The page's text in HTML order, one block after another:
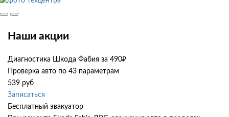
Наши акции
Диагностика Шкода Фабия за 490₽
Проверка авто по 43 параметрам
539 руб
Записаться
Бесплатный эвакуатор